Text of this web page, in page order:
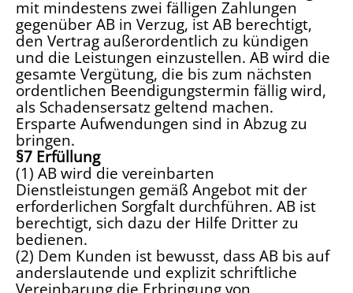
mit mindestens zwei fälligen Zahlungen
gegenüber AB in Verzug, ist AB berechtigt,
den Vertrag außerordentlich zu kündigen
und die Leistungen einzustellen. AB wird die
gesamte Vergütung, die bis zum nächsten
ordentlichen Beendigungstermin fällig wird,
als Schadensersatz geltend machen.
Ersparte Aufwendungen sind in Abzug zu
bringen.
§7 Erfüllung
(1) AB wird die vereinbarten
Dienstleistungen gemäß Angebot mit der
erforderlichen Sorgfalt durchführen. AB ist
berechtigt, sich dazu der Hilfe Dritter zu
bedienen.
(2) Dem Kunden ist bewusst, dass AB bis auf
anderslautende und explizit schriftliche
Vereinbarung die Erbringung von